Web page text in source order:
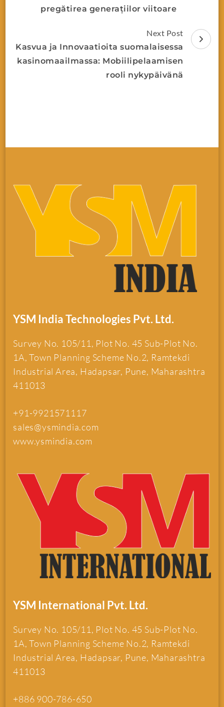
pregătirea generațiilor viitoare
Next Post
Kasvua ja Innovaatioita suomalaisessa
kasinomaailmassa: Mobiilipelaamisen
rooli nykypäivänä
YSM India Technologies Pvt. Ltd.
Survey No. 105/11, Plot No. 45 Sub-Plot No.
1A, Town Planning Scheme No.2, Ramtekdi
Industrial Area, Hadapsar, Pune, Maharashtra
411013
+91-9921571117
sales@ysmindia.com
www.ysmindia.com
YSM International Pvt. Ltd.
Survey No. 105/11, Plot No. 45 Sub-Plot No.
1A, Town Planning Scheme No.2, Ramtekdi
Industrial Area, Hadapsar, Pune, Maharashtra
411013
+886 900-786-650